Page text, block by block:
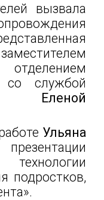
вызвала
со службой
Еленой
Ульяна
подростков,